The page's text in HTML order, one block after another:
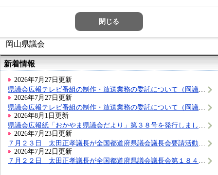
閉じる
岡山県議会
新着情報
2026年7月27日更新
2026年7月27日更新
2026年8月1日更新
2026年7月23日更新
2026年7月22日更新
７月２２日 太田正孝議長が全国都道府県議会議長会第１８４回定例総会に出席しました。